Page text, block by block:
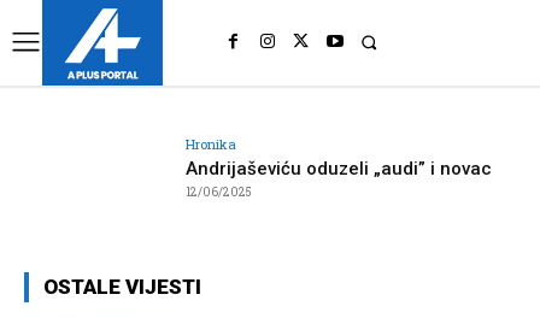
Hronika
Andrijaševiću oduzeli „audi” i novac
12/06/2025
OSTALE VIJESTI